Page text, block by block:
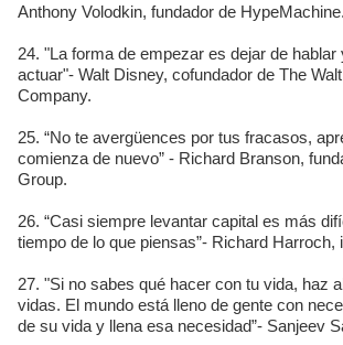
Anthony Volodkin, fundador de HypeMachine.
24. "La forma de empezar es dejar de
actuar"- Walt Disney, cofundador de The
Company.
25. “No te avergüences por tus fracasos,
comienza de nuevo” - Richard Branson,
Group.
26. “Casi siempre levantar capital es más
tiempo de lo que piensas”- Richard Harroch,
27. "Si no sabes qué hacer con tu vida, haz
vidas. El mundo está lleno de gente con
de su vida y llena esa necesidad”- Sanjeev